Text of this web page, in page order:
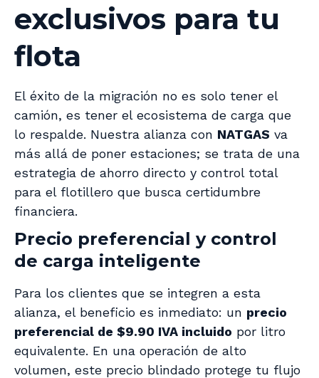
exclusivos para tu
flota
El éxito de la migración no es solo tener el
camión, es tener el ecosistema de carga que
lo respalde. Nuestra alianza con NATGAS va
más allá de poner estaciones; se trata de una
estrategia de ahorro directo y control total
para el flotillero que busca certidumbre
financiera.
Precio preferencial y control
de carga inteligente
Para los clientes que se integren a esta
alianza, el beneficio es inmediato: un precio
preferencial de $9.90 IVA incluido por litro
equivalente. En una operación de alto
volumen, este precio blindado protege tu flujo